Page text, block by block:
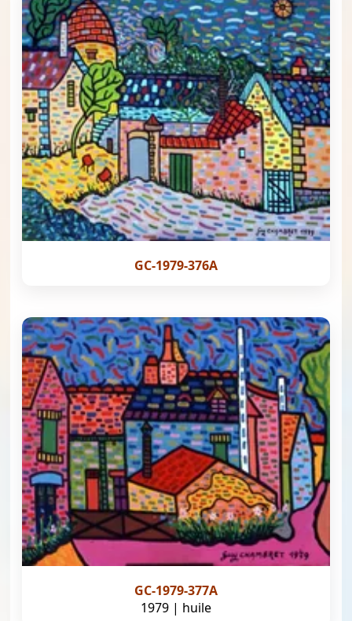
GC-1979-376A
GC-1979-377A
1979 | huile